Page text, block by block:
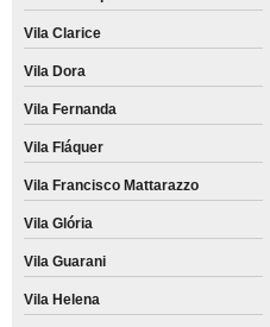
Vila Clarice
Vila Dora
Vila Fernanda
Vila Fláquer
Vila Francisco Mattarazzo
Vila Glória
Vila Guarani
Vila Helena